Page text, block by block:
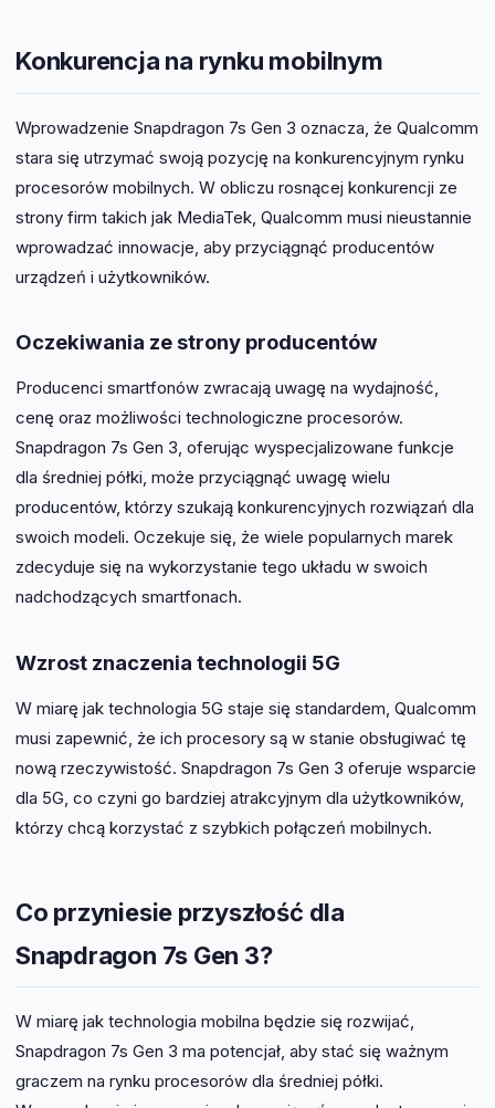
Konkurencja na rynku mobilnym
Wprowadzenie Snapdragon 7s Gen 3 oznacza, że Qualcomm
stara się utrzymać swoją pozycję na konkurencyjnym rynku
procesorów mobilnych. W obliczu rosnącej konkurencji ze
strony firm takich jak MediaTek, Qualcomm musi nieustannie
wprowadzać innowacje, aby przyciągnąć producentów
urządzeń i użytkowników.
Oczekiwania ze strony producentów
Producenci smartfonów zwracają uwagę na wydajność,
cenę oraz możliwości technologiczne procesorów.
Snapdragon 7s Gen 3, oferując wyspecjalizowane funkcje
dla średniej półki, może przyciągnąć uwagę wielu
producentów, którzy szukają konkurencyjnych rozwiązań dla
swoich modeli. Oczekuje się, że wiele popularnych marek
zdecyduje się na wykorzystanie tego układu w swoich
nadchodzących smartfonach.
Wzrost znaczenia technologii 5G
W miarę jak technologia 5G staje się standardem, Qualcomm
musi zapewnić, że ich procesory są w stanie obsługiwać tę
nową rzeczywistość. Snapdragon 7s Gen 3 oferuje wsparcie
dla 5G, co czyni go bardziej atrakcyjnym dla użytkowników,
którzy chcą korzystać z szybkich połączeń mobilnych.
Co przyniesie przyszłość dla
Snapdragon 7s Gen 3?
W miarę jak technologia mobilna będzie się rozwijać,
Snapdragon 7s Gen 3 ma potencjał, aby stać się ważnym
graczem na rynku procesorów dla średniej półki.